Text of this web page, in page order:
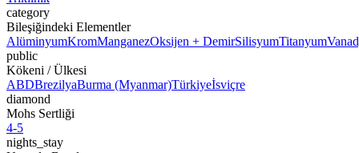
category
Bileşiğindeki Elementler
AlüminyumKromManganezOksijen + DemirSilisyumTitanyum
public
Kökeni / Ülkesi
ABDBrezilyaBurma (Myanmar)Türkiyeİsviçre
diamond
Mohs Sertliği
4-5
nights_stay